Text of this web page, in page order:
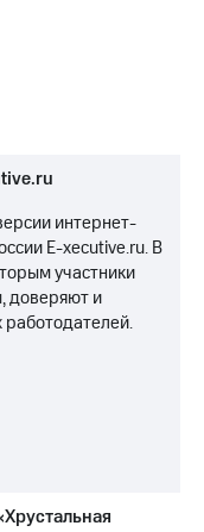
интернет-
E-xecutive.ru. В
участники
доверяют и